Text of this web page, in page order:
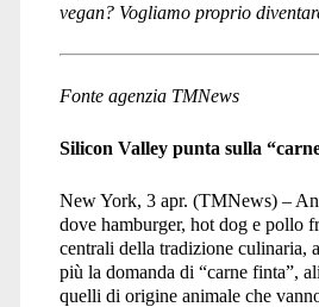
vegan? Vogliamo proprio
Fonte agenzia TMNews
Silicon Valley punta sulla
New York, 3 apr. (TMNews) –
dove hamburger, hot dog e pollo
centrali della tradizione culinaria,
più la domanda di “carne finta”,
quelli di origine animale che